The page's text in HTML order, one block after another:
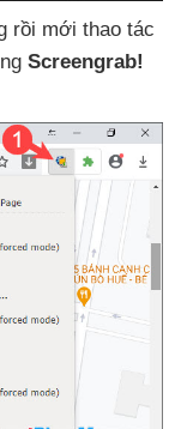
rồi mới thao tác
Screengrab!